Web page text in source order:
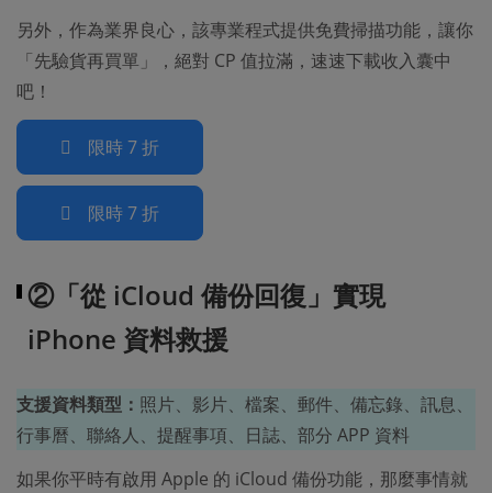
另外，作為業界良心，該專業程式提供免費掃描功能，讓你
「先驗貨再買單」，絕對 CP 值拉滿，速速下載收入囊中
吧！
限時 7 折
限時 7 折
②「從 iCloud 備份回復」實現
iPhone 資料救援
支援資料類型： 照片、影片、檔案、郵件、備忘錄、訊息、
行事曆、聯絡人、提醒事項、日誌、部分 APP 資料
如果你平時有啟用 Apple 的 iCloud 備份功能，那麼事情就